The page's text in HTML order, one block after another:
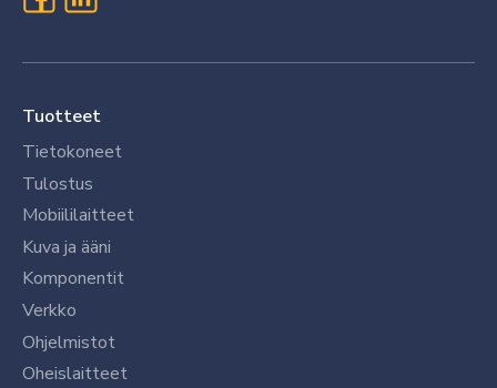
Tuotteet
Tietokoneet
Tulostus
Mobiililaitteet
Kuva ja ääni
Komponentit
Verkko
Ohjelmistot
Oheislaitteet